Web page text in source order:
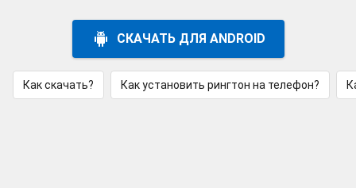
СКАЧАТЬ ДЛЯ ANDROID
Как скачать? Как установить рингтон на телефон?